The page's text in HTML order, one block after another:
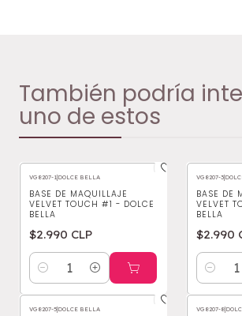
También podría
uno de estos
VG8207-1|DOLCE BELLA
BASE DE MAQUILLAJE
VELVET TOUCH #1 - DOLCE
BELLA
$2.990 CLP
Cantidad
VG8207-3|
BASE DE
VELVET
BELLA
$2.990
Cantidad
VG8207-5|DOLCE BELLA VG8207-8|